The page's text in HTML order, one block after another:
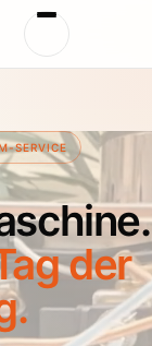
SERVICE
der